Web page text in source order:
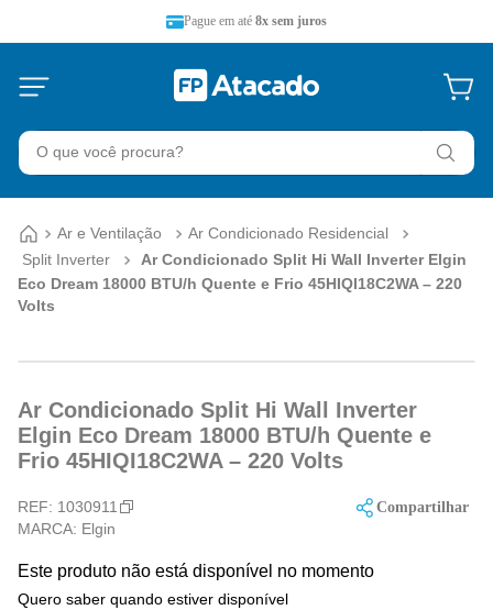
Pague em até 8x sem juros
O que você procura?
Ar e Ventilação
Ar Condicionado Residencial
Split Inverter
Ar Condicionado Split Hi Wall Inverter Elgin
Eco Dream 18000 BTU/h Quente e Frio 45HIQI18C2WA – 220
Volts
Ar Condicionado Split Hi Wall Inverter
Elgin Eco Dream 18000 BTU/h Quente e
Frio 45HIQI18C2WA – 220 Volts
REF: 1030911
MARCA: Elgin
Compartilhar
Este produto não está disponível no momento
Quero saber quando estiver disponível